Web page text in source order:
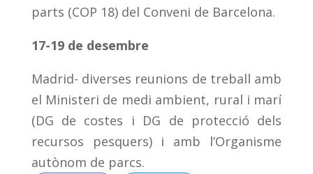
parts (COP 18) del Conveni de Barcelona.
17-19 de desembre
Madrid- diverses reunions de treball amb
el Ministeri de medi ambient, rural i marí
(DG de costes i DG de protecció dels
recursos pesquers) i amb l’Organisme
autònom de parcs.